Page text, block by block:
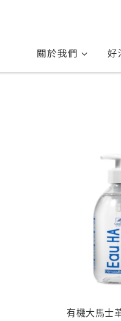
關於我們 好
有機大馬士